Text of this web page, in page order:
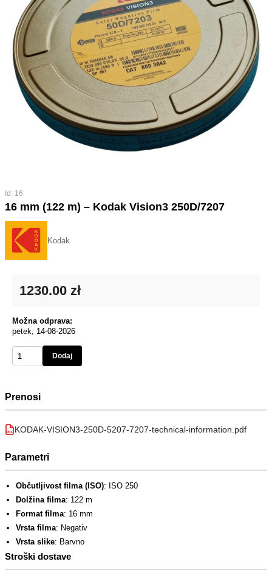
Stroški dostave
Id: 16
16 mm (122 m) – Kodak Vision3 250D/7207
Kodak
1230.00 zł
Možna odprava:
petek, 14-08-2026
Dodaj
Prenosi
PDF KODAK-VISION3-250D-5207-7207-technical-information.pdf
Parametri
Občutljivost filma (ISO): ISO 250
Dolžina filma: 122 m
Format filma: 16 mm
Vrsta filma: Negativ
Vrsta slike: Barvno